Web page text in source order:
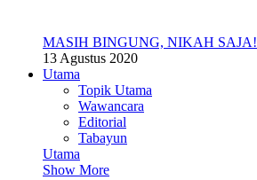
MASIH BINGUNG, NIKAH SAJA!
13 Agustus 2020
Utama
Topik Utama
Wawancara
Editorial
Tabayun
Utama
Show More